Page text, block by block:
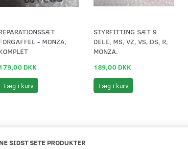
- MONZA,
DKK
Læg i kurv
STYRFITTING SÆT 9
DELE, MS, VZ, VS, DS, R,
MONZA.
189,00 DKK
Læg i kurv
SIDST SETE PRODUKTER